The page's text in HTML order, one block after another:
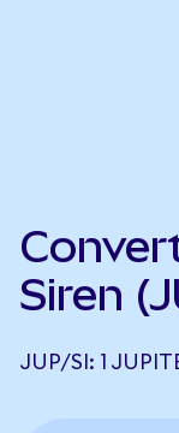
Siren
JUP/SI: 1